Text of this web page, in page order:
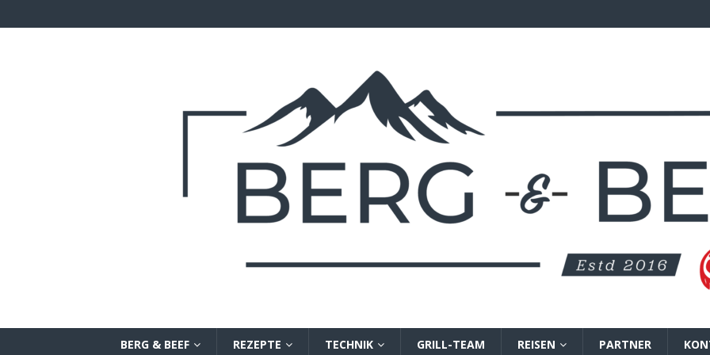
BERG & BEEF REZEPTE TECHNIK GRILL-TEAM REISEN PARTNER